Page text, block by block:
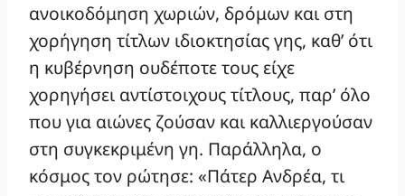
ανοικοδόμηση χωριών, δρόμων και στη
χορήγηση τίτλων ιδιοκτησίας γης, καθ’ ότι
η κυβέρνηση ουδέποτε τους είχε
χορηγήσει αντίστοιχους τίτλους, παρ’ όλο
που για αιώνες ζούσαν και καλλιεργούσαν
στη συγκεκριμένη γη. Παράλληλα, ο
κόσμος τον ρώτησε: «Πάτερ Ανδρέα, τι